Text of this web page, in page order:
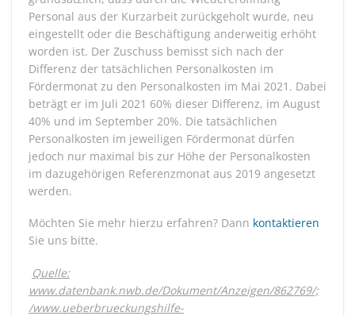
Personal aus der Kurzarbeit zurückgeholt wurde, neu
eingestellt oder die Beschäftigung anderweitig erhöht
worden ist. Der Zuschuss bemisst sich nach der
Differenz der tatsächlichen Personalkosten im
Fördermonat zu den Personalkosten im Mai 2021. Dabei
beträgt er im Juli 2021 60% dieser Differenz, im August
40% und im September 20%. Die tatsächlichen
Personalkosten im jeweiligen Fördermonat dürfen
jedoch nur maximal bis zur Höhe der Personalkosten
im dazugehörigen Referenzmonat aus 2019 angesetzt
werden.
Möchten Sie mehr hierzu erfahren? Dann kontaktieren
Sie uns bitte.
Quelle:
www.datenbank.nwb.de/Dokument/Anzeigen/862769/;
/www.ueberbrueckungshilfe-